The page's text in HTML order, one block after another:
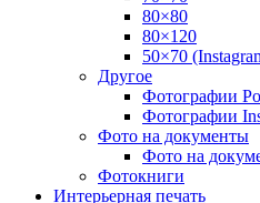
80×80
80×120
50×70
Другое
Фотографии
Фотографии
Фото на документы
Фото на
Фотокниги
Интерьерная печать